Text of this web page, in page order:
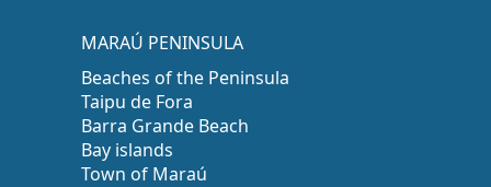
MARAÚ PENINSULA
Beaches of the Peninsula
Taipu de Fora
Barra Grande Beach
Bay islands
Town of Maraú